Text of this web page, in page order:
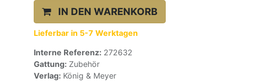
IN DEN WARENKORB
Lieferbar in 5-7 Werktagen
Interne Referenz: 272632
Gattung: Zubehör
Verlag: König & Meyer